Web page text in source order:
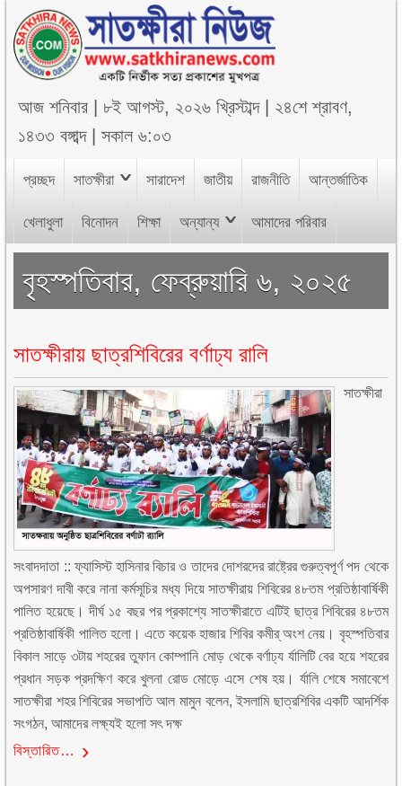
আজশনিবার ৮ই আগস্ট, ২০২৬ খ্রিস্টাব্দ| ২৪শে শ্রাবণ,
১৪৩৩ বঙ্গাব্দ|সকাল ৬:০৩
প্রচ্ছদ সাতক্ষীরা সারাদেশ জাতীয় রাজনীতি আন্তর্জাতিক
খেলাধুলা বিনোদন শিক্ষা অন্যান্য আমাদের পরিবার
বৃহস্পতিবার, ফেব্রুয়ারি ৬, ২০২৫
সাতক্ষীরায় ছাত্রশিবিরের বর্ণাঢ্য রালি
সাতক্ষীরা
সংবাদদাতা :: ফ্যাসিস্ট হাসিনার বিচার ও তাদের দোশরদের রাষ্ট্রের গুরুত্বপূর্ণ পদ থেকে
অপসারণ দাবী করে নানা কর্মসূচির মধ্য দিয়ে সাতক্ষীরায় শিবিরের ৪৮তম প্রতিষ্ঠাবার্ষিকী
পালিত হয়েছে। দীর্ঘ ১৫ বছর পর প্রকাশ্যে সাতক্ষীরাতে এটিই ছাত্র শিবিরের ৪৮তম
প্রতিষ্ঠাবার্ষিকী পালিত হলো। এতে কয়েক হাজার শিবির কমীর্ অংশ নেয়। বৃহস্পতিবার
বিকাল সাড়ে ৩টায় শহরের তুফান কোম্পানি মোড় থেকে বর্ণাঢ্য র্যালিটি বের হয়ে শহরের
প্রধান সড়ক প্রদক্ষিণ করে খুলনা রোড মোড়ে এসে শেষ হয়। র্যালি শেষে সমাবেশে
সাতক্ষীরা শহর শিবিরের সভাপতি আল মামুন বলেন, ইসলামি ছাত্রশিবির একটি আদর্শিক
সংগঠন, আমাদের লক্ষ্যই হলো সৎ দক্ষ
বিস্তারিত…